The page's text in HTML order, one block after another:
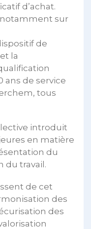
d’achat.
sur
de
la
ans de service
tous
introduit
en matière
du
du travail.
de cet
des
des